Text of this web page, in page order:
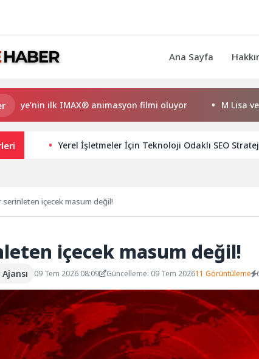
Ana Sayfa
ilk IMAX® animasyon filmi oluyor M Lisa ve Dolu
Yerel İşletmeler İçin Teknoloji Odaklı SEO
serinleten içecek masum değil!
içecek masum değil!
09 Tem 2026 08:09 Güncelleme: 09 Tem 202611 Görüntüleme